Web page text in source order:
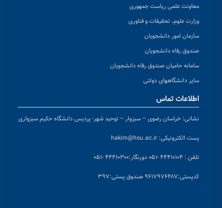
معاونت علمی ریاست جمهوری
وزارت علوم، تحقیقات و فناوری
سازمان امور دانشجویان
صندوق رفاه دانشجویان
سامانه حامیان صندوق رفاه دانشجویان
سایر دانشگاههای دولتی
اطلاعات تماس
نشانی: خراسان رضوی – سبزوار – توحید شهر- پردیس دانشگاه حکیم سبزواری
پست الکترونیکی: hakim@hsu.ac.ir
تلفن : ۴۴۴۱۰۱۰۴ -۰۵۱ دورنگار:۴۴۴۱۰۳۰۰ -۰۵۱
کدپستی:۹۶۱۷۹۷۶۴۸۷ صندوق پستی:۳۹۷